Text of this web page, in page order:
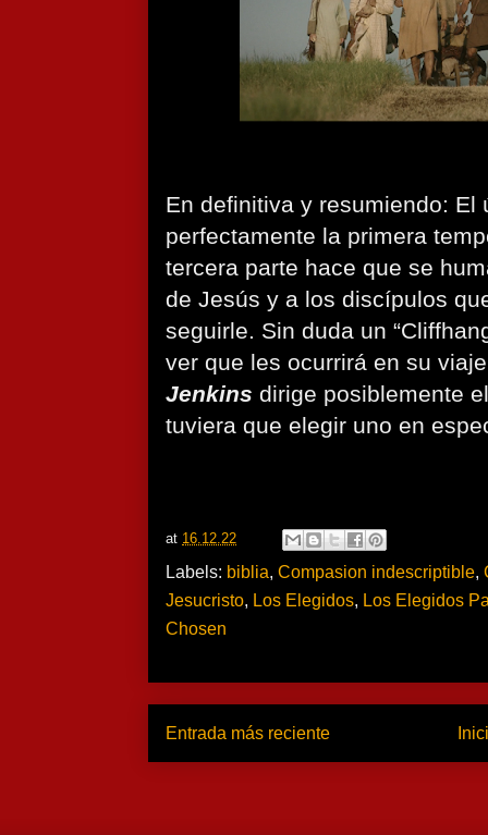
En definitiva y resumiendo: El
perfectamente la primera
tercera parte hace que se
de Jesús y a los discípulos
seguirle. Sin duda un
ver que les ocurrirá en su
Jenkins dirige posiblemente
tuviera que elegir uno en
at 16.12.22
Labels: biblia, Compasion indescriptible,
Jesucristo, Los Elegidos, Los Elegidos
Chosen
Entrada más reciente